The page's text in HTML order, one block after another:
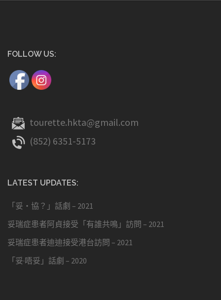
FOLLOW US:
tourette.hkta@gmail.com
(852) 6351-5173
LATEST UPDATES:
「妥・協？」話劇 – 2021
妥瑞症患者阿貞接受「有誰共鳴」訪問 – 2021
妥瑞症患者迪迪接受港台訪問 – 2021
「妥·唔妥」話劇 – 2020